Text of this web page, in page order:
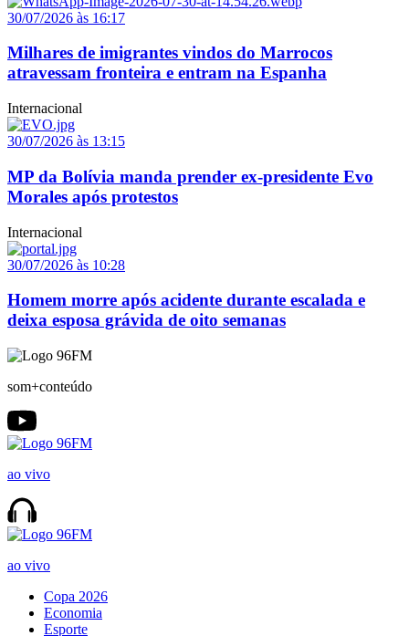
30/07/2026 às 16:17
Milhares de imigrantes vindos do Marrocos
atravessam fronteira e entram na Espanha
Internacional
30/07/2026 às 13:15
MP da Bolívia manda prender ex-presidente Evo
Morales após protestos
Internacional
30/07/2026 às 10:28
Homem morre após acidente durante escalada e
deixa esposa grávida de oito semanas
som+conteúdo
ao vivo
ao vivo
Copa 2026
Economia
Esporte